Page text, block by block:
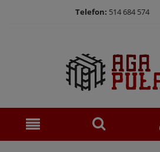
Telefon: 514 684 574